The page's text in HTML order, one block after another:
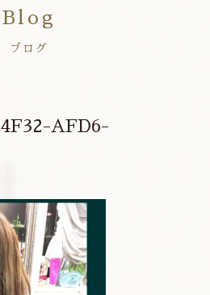
Blog
ブログ
AFD6-